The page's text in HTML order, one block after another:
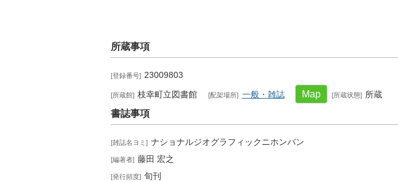
所蔵事項
登録番号 23009803
所蔵館 枝幸町立図書館 配架場所 一般・雑誌 Map 所蔵状態 所蔵
書誌事項
雑誌名ヨミ ナショナルジオグラフィックニホンバン
編著者 藤田 宏之
発行頻度 旬刊